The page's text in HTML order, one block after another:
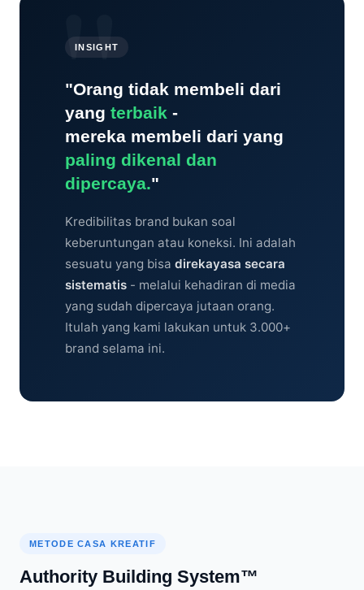
INSIGHT
"Orang tidak membeli dari
yang terbaik -
mereka membeli dari yang
paling dikenal dan
dipercaya."
Kredibilitas brand bukan soal
keberuntungan atau koneksi. Ini adalah
sesuatu yang bisa direkayasa secara
sistematis - melalui kehadiran di media
yang sudah dipercaya jutaan orang.
Itulah yang kami lakukan untuk 3.000+
brand selama ini.
METODE CASA KREATIF
Authority Building System™